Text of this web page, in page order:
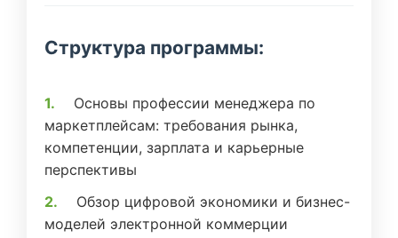
Структура программы:
Основы профессии менеджера по
маркетплейсам: требования рынка,
компетенции, зарплата и карьерные
перспективы
Обзор цифровой экономики и бизнес-
моделей электронной коммерции